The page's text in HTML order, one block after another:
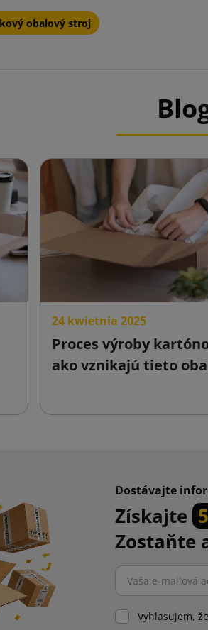
obalový stroj
24 kwietnia 2025
Proces výroby
ako vznikajú tieto
Dostávajte
Získajte
Zostaňte
Vyhlasujem,